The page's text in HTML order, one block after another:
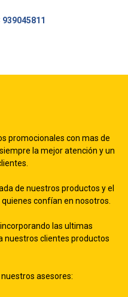
939045811
promocionales con mas de
la mejor atención y un
de nuestros productos y el
confían en nosotros.
las ultimas
nuestros clientes productos
asesores: